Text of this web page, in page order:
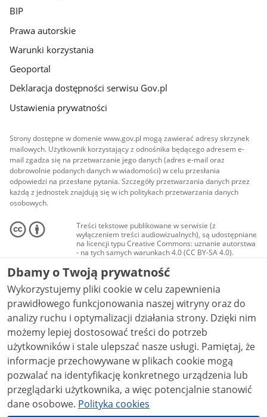
BIP
Prawa autorskie
Warunki korzystania
Geoportal
Deklaracja dostępności serwisu Gov.pl
Ustawienia prywatności
Strony dostępne w domenie www.gov.pl mogą zawierać adresy skrzynek
mailowych. Użytkownik korzystający z odnośnika będącego adresem e-
mail zgadza się na przetwarzanie jego danych (adres e-mail oraz
dobrowolnie podanych danych w wiadomości) w celu przesłania
odpowiedzi na przesłane pytania. Szczegóły przetwarzania danych przez
każdą z jednostek znajdują się w ich politykach przetwarzania danych
osobowych.
Treści tekstowe publikowane w serwisie (z
wyłączeniem treści audiowizualnych), są udostępniane
na licencji typu Creative Commons: uznanie autorstwa
- na tych samych warunkach 4.0 (CC BY-SA 4.0).
Materiały audiowizualne, w tym zdjęcia, materiały
audio i wideo, są udostępniane na licencji typu
Creative Commons: uznanie autorstwa użycie
niekomercyjne - bez utworów zależnych 4.0 (CC BY-
NC-ND 4.0), o ile nie jest to stwierdzone inaczej.
Dbamy o Twoją prywatność
Wykorzystujemy pliki cookie w celu zapewnienia
prawidłowego funkcjonowania naszej witryny oraz do
analizy ruchu i optymalizacji działania strony. Dzięki nim
możemy lepiej dostosować treści do potrzeb
użytkowników i stale ulepszać nasze usługi. Pamiętaj, że
informacje przechowywane w plikach cookie mogą
pozwalać na identyfikację konkretnego urządzenia lub
przeglądarki użytkownika, a więc potencjalnie stanowić
dane osobowe. Polityka cookies